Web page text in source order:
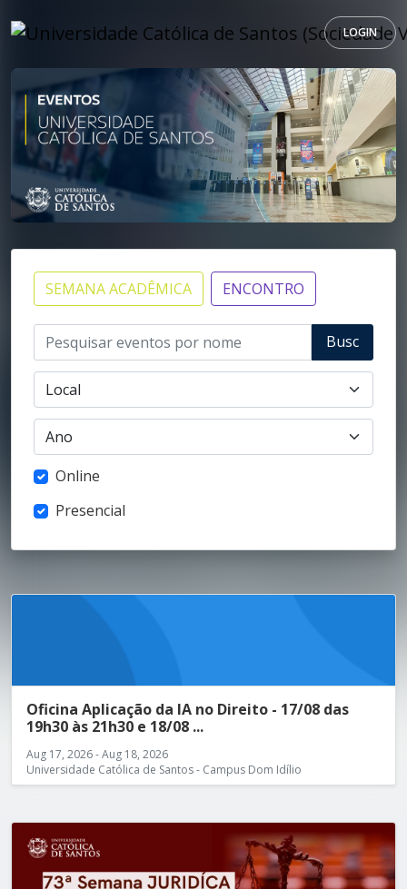
LOGIN
SEMANA ACADÊMICA ENCONTRO
Busc
ar
Online
Presencial
Oficina Aplicação da IA no Direito - 17/08 das
19h30 às 21h30 e 18/08 ...
Aug 17, 2026 - Aug 18, 2026
Universidade Católica de Santos - Campus Dom Idílio